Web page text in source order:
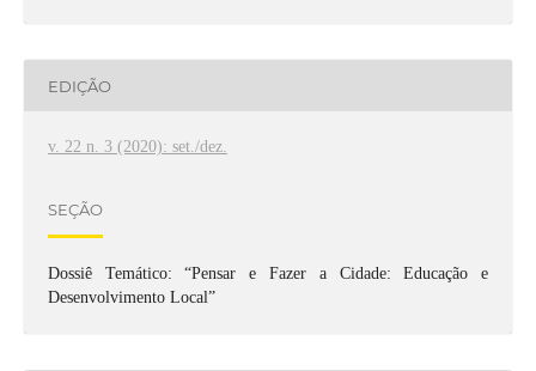
EDIÇÃO
v. 22 n. 3 (2020): set./dez.
SEÇÃO
Dossiê Temático: “Pensar e Fazer a Cidade: Educação e
Desenvolvimento Local”